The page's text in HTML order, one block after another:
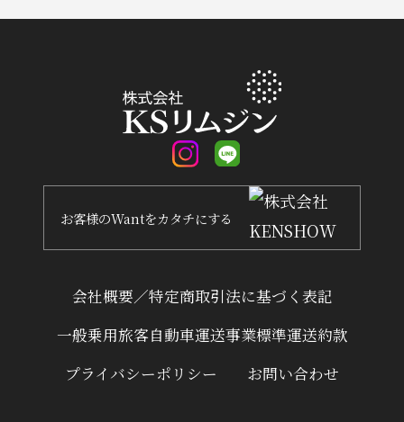
会社概要／特定商取引法に基づく表記
一般乗用旅客自動車運送事業標準運送約款
プライバシーポリシー
お問い合わせ
お客様のWantをカタチにする